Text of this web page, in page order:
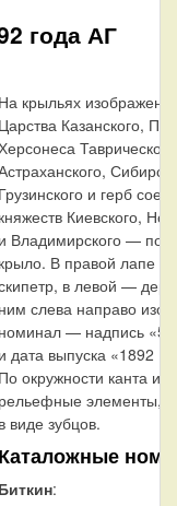
года АГ
На крыльях
Царства Казанского,
Херсонеса
Грузинского и герб
княжеств Киевского,
и Владимирского — по
крыло. В правой лапе
в левой —
ним слева направо
номинал — надпись «5
и дата выпуска «1892
По окружности канта
рельефные элементы,
в виде зубцов.
Каталожные
Биткин: